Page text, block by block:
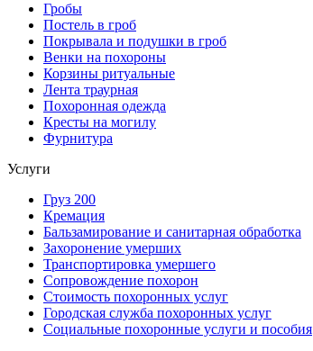
Гробы
Постель в гроб
Покрывала и подушки в гроб
Венки на похороны
Корзины ритуальные
Лента траурная
Похоронная одежда
Кресты на могилу
Фурнитура
Услуги
Груз 200
Кремация
Бальзамирование и санитарная обработка
Захоронение умерших
Транспортировка умершего
Сопровождение похорон
Стоимость похоронных услуг
Городская служба похоронных услуг
Социальные похоронные услуги и пособия